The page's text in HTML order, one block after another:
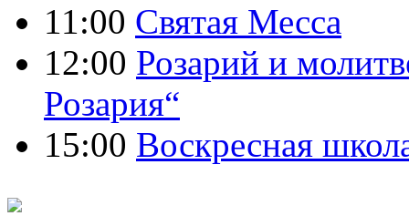
11:00 Святая Месса
12:00 Розарий и
Розария“
15:00 Воскресная